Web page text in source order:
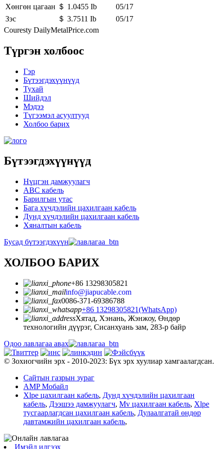
Хөнгөн цагаан ＄ 1.0455 Ib
05/17
Зэс
＄ 3.7511 Ib
05/17
Couresty DailyMetalPrice.com
Түргэн холбоос
Гэр
Бүтээгдэхүүнүүд
Тухай
Шийдэл
Мэдээ
Түгээмэл асуултууд
Холбоо барих
Бүтээгдэхүүнүүд
Нүцгэн дамжуулагч
ABC кабель
Барилгын утас
Бага хүчдэлийн цахилгаан кабель
Дунд хүчдэлийн цахилгаан кабель
Хяналтын кабель
Бусад бүтээгдэхүүн
ХОЛБОО БАРИХ
+86 13298305821
info@jiapucable.com
0086-371-69386788
+86 13298305821(WhatsApp)
Хятад, Хэнань, Жэнжоу, Өндөр
технологийн дүүрэг, Сисанхуань зам, 283-р байр
Одоо лавлагаа авах
© Зохиогчийн эрх - 2010-2023: Бүх эрх хуулиар хамгаалагдсан.
Сайтын газрын зураг
AMP Мобайл
Xlpe цахилгаан кабель, Дунд хүчдэлийн цахилгаан
кабель, Дээшээ дамжуулагч, Mv цахилгаан кабель, Xlpe
тусгаарлагдсан цахилгаан кабель, Дулаалгатай өндөр
давтамжийн цахилгаан кабель,
Имэйл илгээх